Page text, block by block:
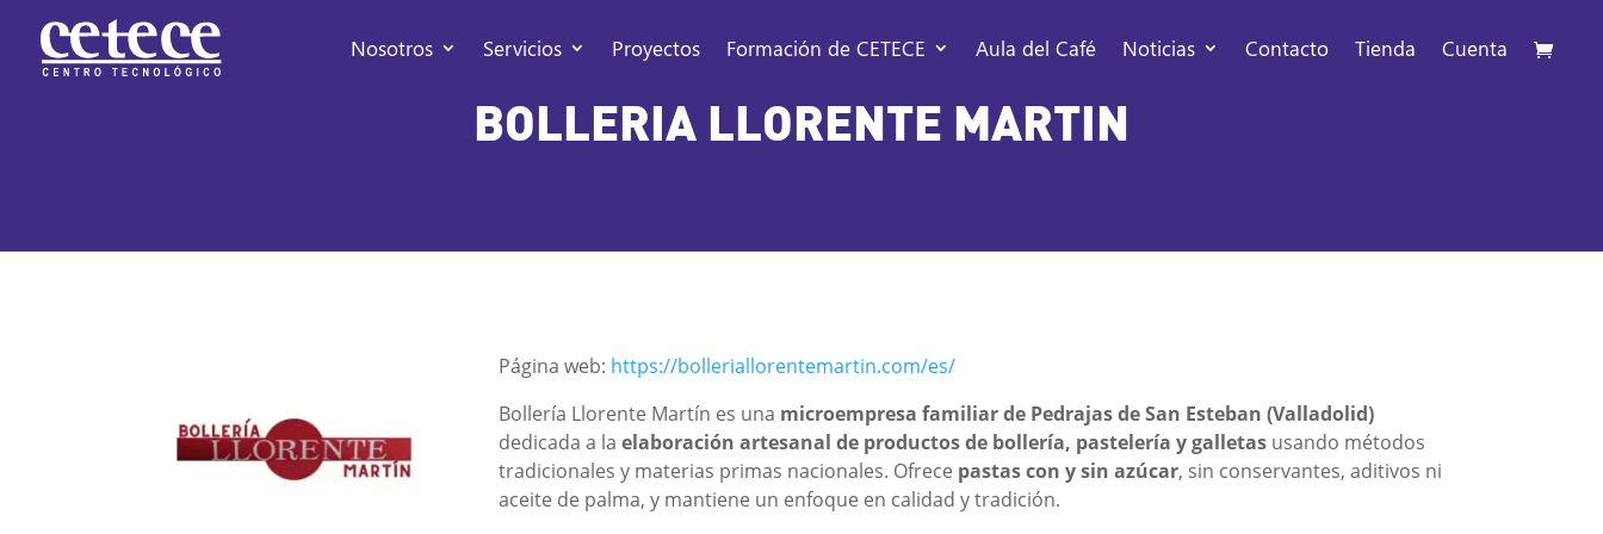
Nosotros Servicios Proyectos Formación de CETECE Aula del Café Noticias Contacto Tienda Cuenta
BOLLERIA LLORENTE MARTIN
Página web: https://bolleriallorentemartin.com/es/
Bollería Llorente Martín es una microempresa familiar de Pedrajas de San Esteban (Valladolid)
dedicada a la elaboración artesanal de productos de bollería, pastelería y galletasusando métodos
tradicionales y materias primas nacionales. Ofrece pastas con y sin azúcar, sin conservantes, aditivos ni
aceite de palma, y mantiene un enfoque en calidad y tradición.